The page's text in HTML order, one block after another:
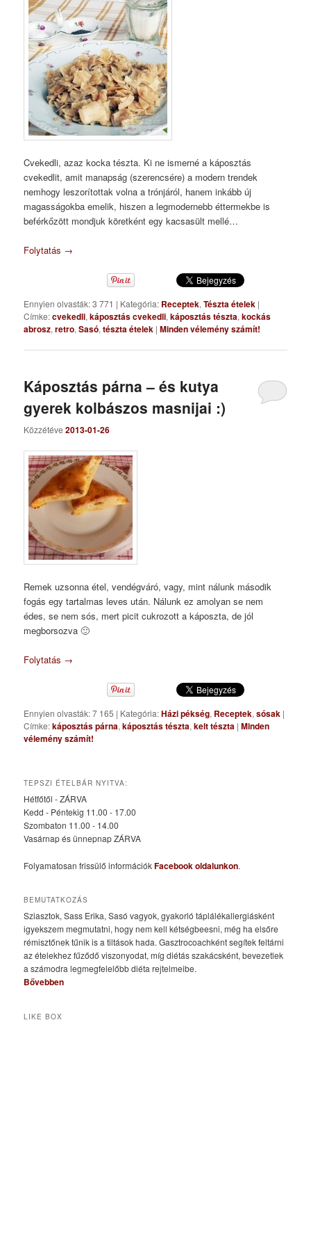
Cvekedli, azaz kocka tészta. Ki ne ismerné a káposztás
cvekedlit, amit manapság (szerencsére) a modern trendek
nemhogy leszorítottak volna a trónjáról, hanem inkább új
magasságokba emelik, hiszen a legmodernebb éttermekbe is
beférkőzött mondjuk köretként egy kacsasült mellé…
Folytatás →
Ennyien olvasták: 3 771 | Kategória: Receptek,Tészta ételek |
Címke:cvekedli,káposztás cvekedli,káposztás tészta,kockás
abrosz,retro,Sasó,tészta ételek |Minden vélemény számít!
Káposztás párna – és kutya
gyerek kolbászos masnijai :)
Közzétéve2013-01-26
Remek uzsonna étel, vendégváró, vagy, mint nálunk második
fogás egy tartalmas leves után. Nálunk ez amolyan se nem
édes, se nem sós, mert picit cukrozott a káposzta, de jól
megborsozva 🙂
Folytatás →
Ennyien olvasták: 7 165 | Kategória:Házi pékség, Receptek,sósak |
Címke:káposztás párna,káposztás tészta,kelt tészta |Minden
vélemény számít!
TEPSZI ÉTELBÁR NYITVA:
Hétfőtől - ZÁRVA
Kedd - Péntekig 11.00 - 17.00
Szombaton 11.00 - 14.00
Vasárnap és ünnepnap ZÁRVA
Folyamatosan frissülő információkFacebook oldalunkon.
BEMUTATKOZÁS
Sziasztok, Sass Erika, Sasó vagyok, gyakorló táplálékallergiásként
igyekszem megmutatni, hogy nem kell kétségbeesni, még ha elsőre
rémisztőnek tűnik is a tiltások hada. Gasztrocoachként segítek feltárni
az ételekhez fűződő viszonyodat, míg diétás szakácsként, bevezetlek
a számodra legmegfelelőbb diéta rejtelmeibe.
Bővebben
LIKE BOX